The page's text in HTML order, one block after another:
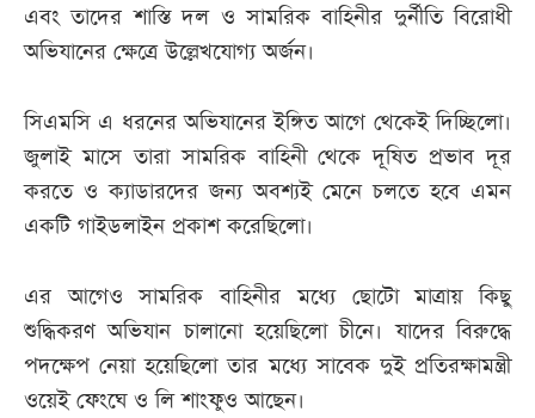
এবং তাদের শাস্তি দল ও সামরিক বাহিনীর দুর্নীতি বিরোধী
অভিযানের ক্ষেত্রে উল্লেখযোগ্য অর্জন।
সিএমসি এ ধরনের অভিযানের ইঙ্গিত আগে থেকেই দিচ্ছিলো।
জুলাই মাসে তারা সামরিক বাহিনী থেকে দূষিত প্রভাব দূর
করতে ও ক্যাডারদের জন্য অবশ্যই মেনে চলতে হবে এমন
একটি গাইডলাইন প্রকাশ করেছিলো।
এর আগেও সামরিক বাহিনীর মধ্যে ছোটো মাত্রায় কিছু
শুদ্ধিকরণ অভিযান চালানো হয়েছিলো চীনে। যাদের বিরুদ্ধে
পদক্ষেপ নেয়া হয়েছিলো তার মধ্যে সাবেক দুই প্রতিরক্ষামন্ত্রী
ওয়েই ফেংঘে ও লি শাংফুও আছেন।